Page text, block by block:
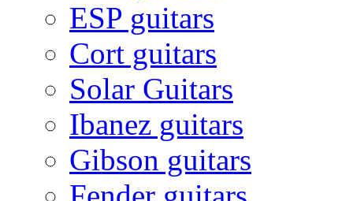
ESP guitars
Cort guitars
Solar Guitars
Ibanez guitars
Gibson guitars